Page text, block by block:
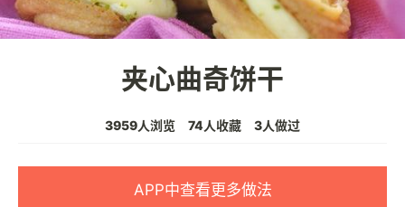
夹心曲奇饼干
3959人浏览 74人收藏 3人做过
APP中查看更多做法